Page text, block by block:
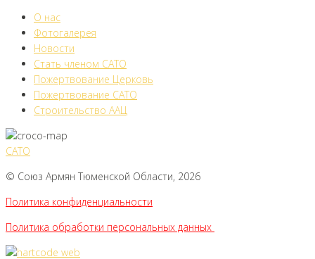
О нас
Фотогалерея
Новости
Стать членом САТО
Пожертвование Церковь
Пожертвование САТО
Строительство ААЦ
САТО
© Союз Армян Тюменской Области, 2026
Политика конфиденциальности
Политика обработки персональных данных